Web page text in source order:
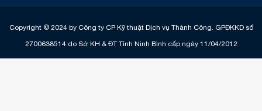
Copyright © 2024 by Công ty CP Kỹ thuật Dịch vụ Thành Công. GPĐKKD số
2700638514 do Sở KH & ĐT Tỉnh Ninh Bình cấp ngày 11/04/2012